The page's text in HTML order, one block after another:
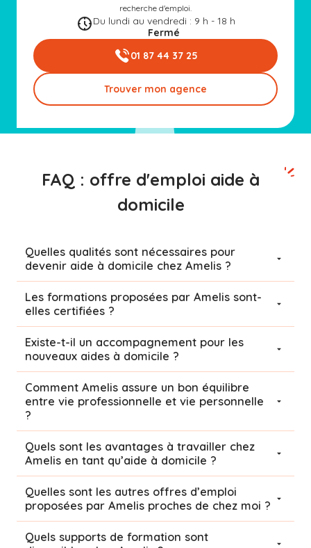
recherche d'emploi.
Du lundi au vendredi : 9 h - 18 h
Fermé
01 87 44 37 25
Trouver mon agence
FAQ : offre d'emploi aide à
domicile
Quelles qualités sont nécessaires pour
devenir aide à domicile chez Amelis ?
Les formations proposées par Amelis sont-
elles certifiées ?
Existe-t-il un accompagnement pour les
nouveaux aides à domicile ?
Comment Amelis assure un bon équilibre
entre vie professionnelle et vie personnelle
?
Quels sont les avantages à travailler chez
Amelis en tant qu’aide à domicile ?
Quelles sont les autres offres d’emploi
proposées par Amelis proches de chez moi ?
Quels supports de formation sont